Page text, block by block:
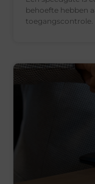
behoefte hebben